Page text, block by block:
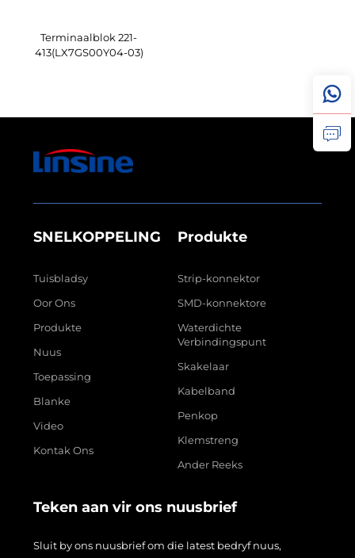
Terminaalblok 221-
413(LX7GS00Y04-03)
SNELKOPPELING
Tuisbladsy
Oor Ons
Produkte
Nuus
Toepassing
Blanke
Video
Kontak Ons
Produkte
Strip-konnektor
SMD-konnektore
Waterdichte
Verbindingspunt
Skakelaar
Kabelband
Penkop
Klemstreng
Ander Reeks
Teken aan vir ons nuusbrief
Sluit by ons nuusbrief om die latest bedryf nuus,